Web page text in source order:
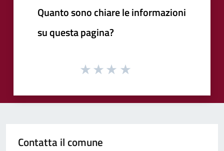
Quanto sono chiare le informazioni
su questa pagina?
Contatta il comune